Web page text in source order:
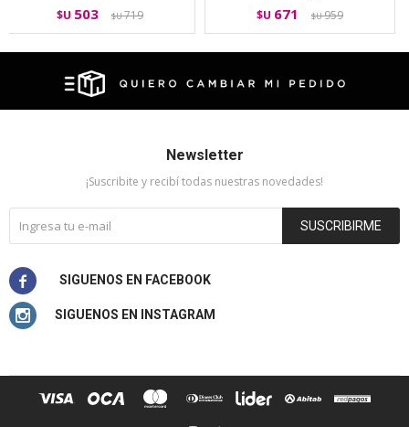
$U 503 $U719 $U 671 $U959
Newsletter
¡Suscribite y recibí todas nuestras novedades!
SUSCRIBIRME

